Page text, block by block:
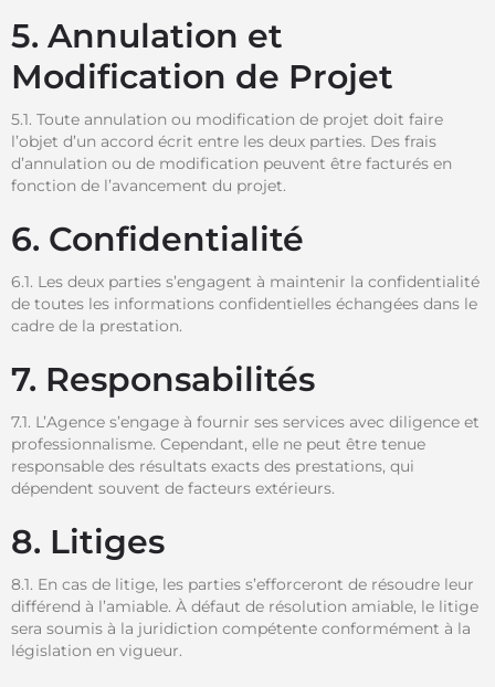
5. Annulation et
Modification de Projet
5.1. Toute annulation ou modification de projet doit faire
l’objet d’un accord écrit entre les deux parties. Des frais
d’annulation ou de modification peuvent être facturés en
fonction de l’avancement du projet.
6. Confidentialité
6.1. Les deux parties s’engagent à maintenir la confidentialité
de toutes les informations confidentielles échangées dans le
cadre de la prestation.
7. Responsabilités
7.1. L’Agence s’engage à fournir ses services avec diligence et
professionnalisme. Cependant, elle ne peut être tenue
responsable des résultats exacts des prestations, qui
dépendent souvent de facteurs extérieurs.
8. Litiges
8.1. En cas de litige, les parties s’efforceront de résoudre leur
différend à l’amiable. À défaut de résolution amiable, le litige
sera soumis à la juridiction compétente conformément à la
législation en vigueur.